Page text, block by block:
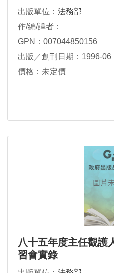
出版單位： 法務部
作/編/譯者：
GPN：007044850156
出版／創刊日期：1996-06
價格：未定價
八十五年度主任觀護
習會實錄